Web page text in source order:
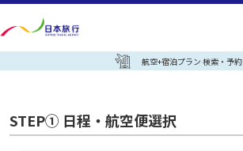
航空+宿泊プラン 検索・予約
STEP① 日程・航空便選択